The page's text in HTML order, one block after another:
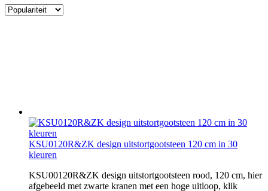
KSU0120R&ZK design uitstortgootsteen 120 cm in 30
kleuren
KSU00120R&ZK design uitstortgootsteen rood, 120 cm, hier
afgebeeld met zwarte kranen met een hoge uitloop, klik